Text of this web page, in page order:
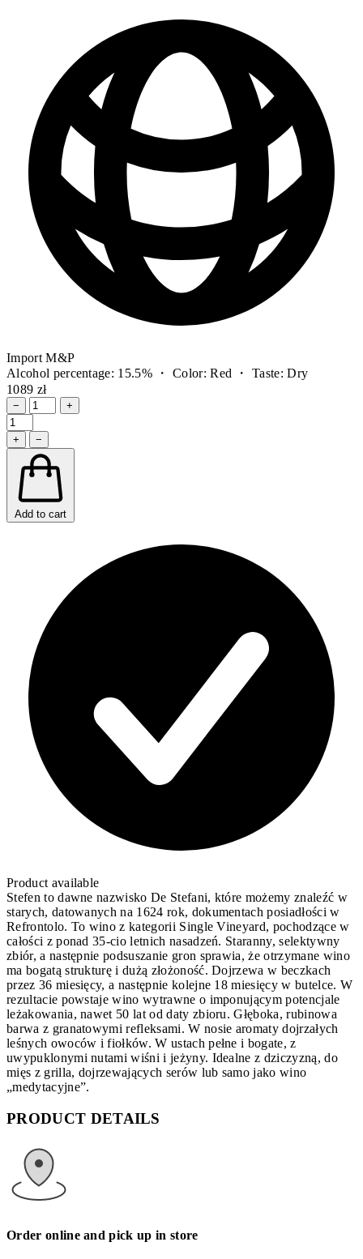
Import M&P
Alcohol percentage: 15.5% ・ Color: Red ・ Taste: Dry
1089 zł
− +
+ −
Add to cart
Product available
Stefen to dawne nazwisko De Stefani, które możemy znaleźć w
starych, datowanych na 1624 rok, dokumentach posiadłości w
Refrontolo. To wino z kategorii Single Vineyard, pochodzące w
całości z ponad 35-cio letnich nasadzeń. Staranny, selektywny
zbiór, a następnie podsuszanie gron sprawia, że otrzymane wino
ma bogatą strukturę i dużą złożoność. Dojrzewa w beczkach
przez 36 miesięcy, a następnie kolejne 18 miesięcy w butelce. W
rezultacie powstaje wino wytrawne o imponującym potencjale
leżakowania, nawet 50 lat od daty zbioru. Głęboka, rubinowa
barwa z granatowymi refleksami. W nosie aromaty dojrzałych
leśnych owoców i fiołków. W ustach pełne i bogate, z
uwypuklonymi nutami wiśni i jeżyny. Idealne z dziczyzną, do
mięs z grilla, dojrzewających serów lub samo jako wino
„medytacyjne”.
PRODUCT DETAILS
Order online and pick up in store